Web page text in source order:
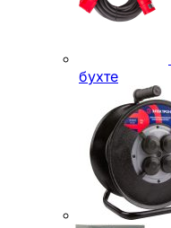
бухте